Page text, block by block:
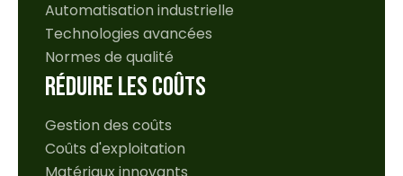
Automatisation industrielle
Technologies avancées
Normes de qualité
RÉDUIRE LES COÛTS
Gestion des coûts
Coûts d'exploitation
Matériaux innovants